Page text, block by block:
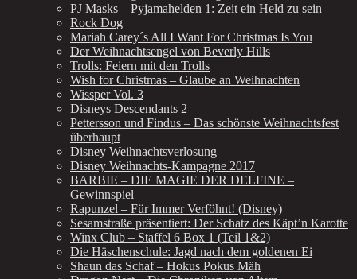
PJ Masks – Pyjamahelden 1: Zeit ein Held zu sein
Rock Dog
Mariah Carey´s All I Want For Christmas Is You
Der Weihnachtsengel von Beverly Hills
Trolls: Feiern mit den Trolls
Wish for Christmas – Glaube an Weihnachten
Wissper Vol. 3
Disneys Descendants 2
Pettersson und Findus – Das schönste Weihnachtsfest
überhaupt
Disney Weihnachtsverlosung
Disney Weihnachts-Kampagne 2017
BARBIE – DIE MAGIE DER DELFINE –
Gewinnspiel
Rapunzel – Für Immer Verföhnt! (Disney)
Sesamstraße präsentiert: Der Schatz des Käpt’n Karotte
Winx Club – Staffel 6 Box 1 (Teil 1&2)
Die Häschenschule: Jagd nach dem goldenen Ei
Shaun das Schaf – Hokus Pokus Mäh